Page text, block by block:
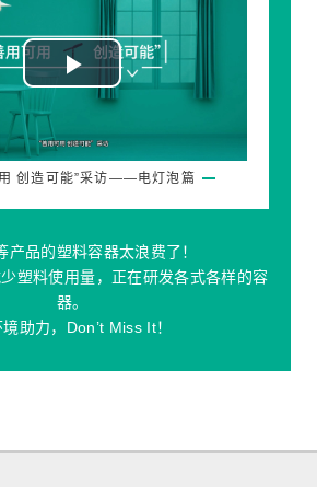
Play
Video
创造可能”采访——电灯泡篇
产品的塑料容器太浪费了！
塑料使用量，正在研发各式各样的容
器。
境助力，Don’t Miss It！